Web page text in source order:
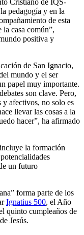
Cristiano de IQS-
pedagogía y en la
de esta
casa común”,
positiva y
de San Ignacio,
mundo y el ser
papel muy importante.
son clave. Pero,
y afectivos, no solo es
llevar las cosas a la
hacer”, ha afirmado
la formación
un futuro
forma parte de los
Ignatius 500, el Año
quinto cumpleaños de
Jesús.